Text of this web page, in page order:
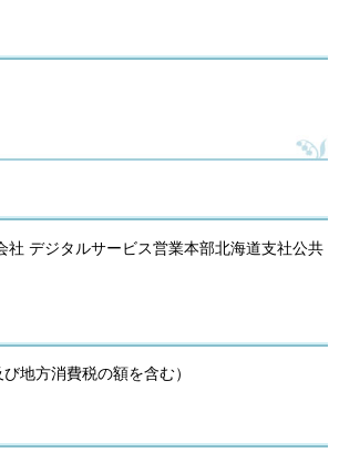
社 デジタルサービス営業本部北海道支社公共
地方消費税の額を含む）